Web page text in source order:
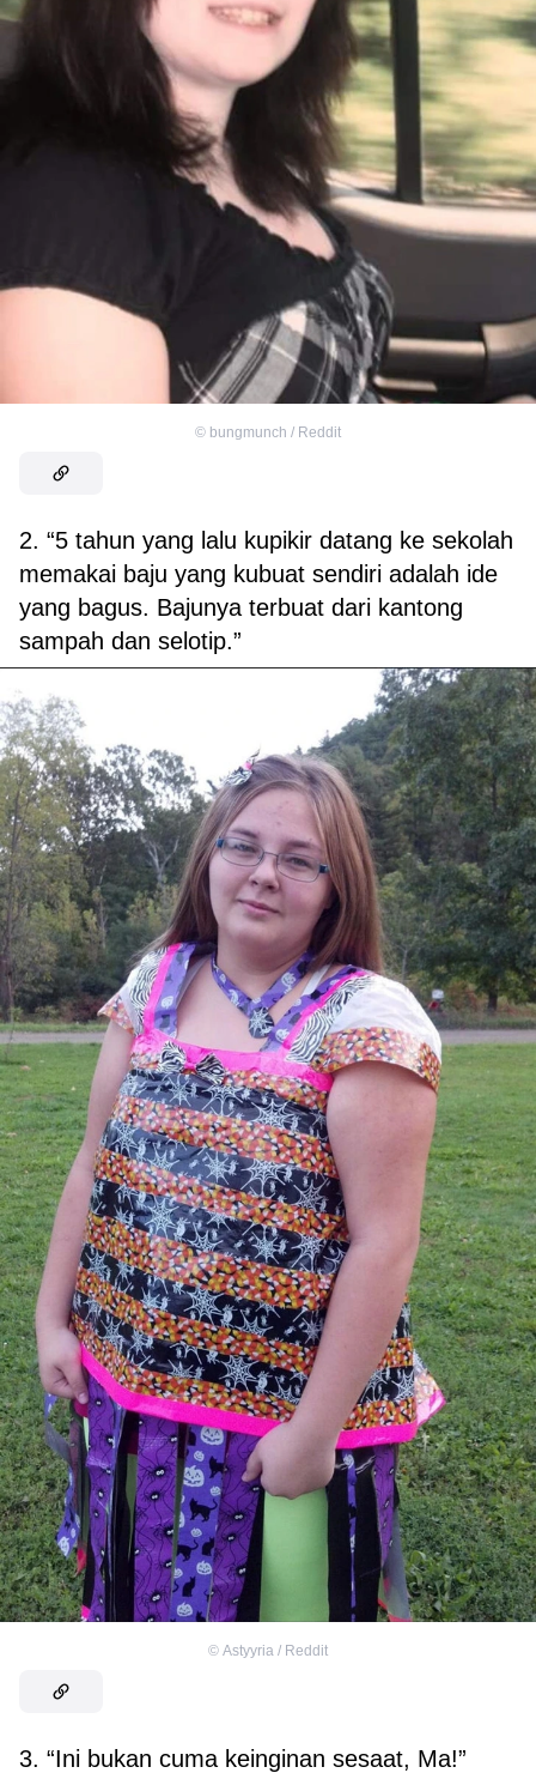
© bungmunch / Reddit
2. “5 tahun yang lalu kupikir datang ke sekolah
memakai baju yang kubuat sendiri adalah ide
yang bagus. Bajunya terbuat dari kantong
sampah dan selotip.”
© Astyyria / Reddit
3. “Ini bukan cuma keinginan sesaat, Ma!”